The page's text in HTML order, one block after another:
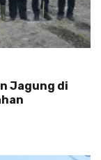
Jagung di